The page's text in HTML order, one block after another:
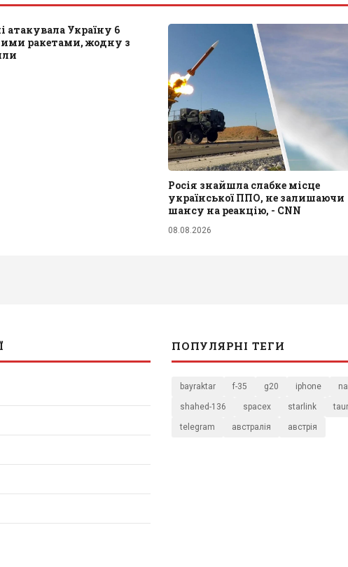
атакувала Україну 6
ракетами, жодну з
Росія знайшла слабке місце
української ППО, не залишаючи
шансу на реакцію, - CNN
08.08.2026
ПОПУЛЯРНІ ТЕГИ
bayraktar f-35 g20 iphone
shahed-136 spacex starlink
telegram австралія австрія